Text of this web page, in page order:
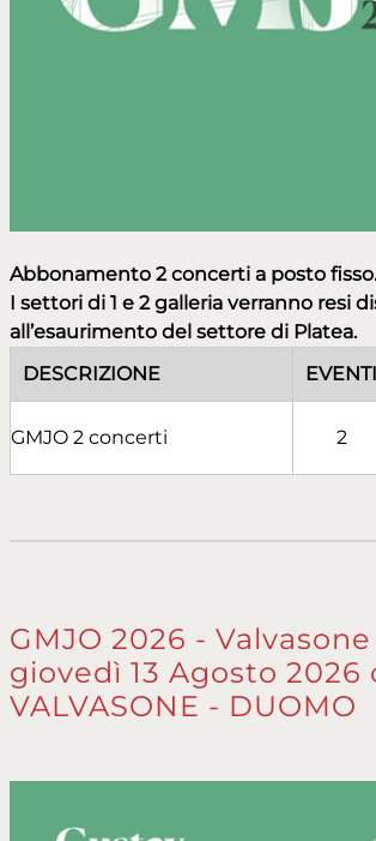
Abbonamento 2 concerti a posto fisso.
I settori di 1 e 2 galleria verranno resi
all’esaurimento del settore di Platea.
DESCRIZIONE
EVENTI
GMJO 2 concerti 2
GMJO 2026 - Valvasone
giovedì 13 Agosto 2026
VALVASONE - DUOMO